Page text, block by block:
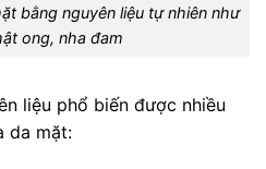
bằng nguyên liệu tự nhiên như
ong, nha đam
liệu phổ biến được nhiều
da mặt: